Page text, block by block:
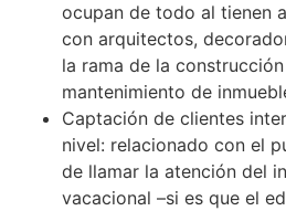
ocupan de todo al tienen
con arquitectos,
la rama de la
mantenimiento de
Captación de clientes
nivel: relacionado con el
de llamar la atención del
vacacional –si es que el